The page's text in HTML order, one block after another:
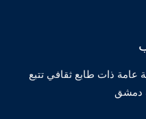
عامة ذات طابع ثقافي تتبع
دمشق